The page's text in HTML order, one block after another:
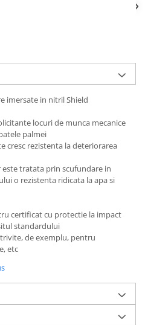
imersate in nitril Shield
locuri de munca mecanice
palmei
cresc rezistenta la deteriorarea
tratata prin scufundare in
o rezistenta ridicata la apa si
certificat cu protectie la impact
standardului
de exemplu, pentru
etc